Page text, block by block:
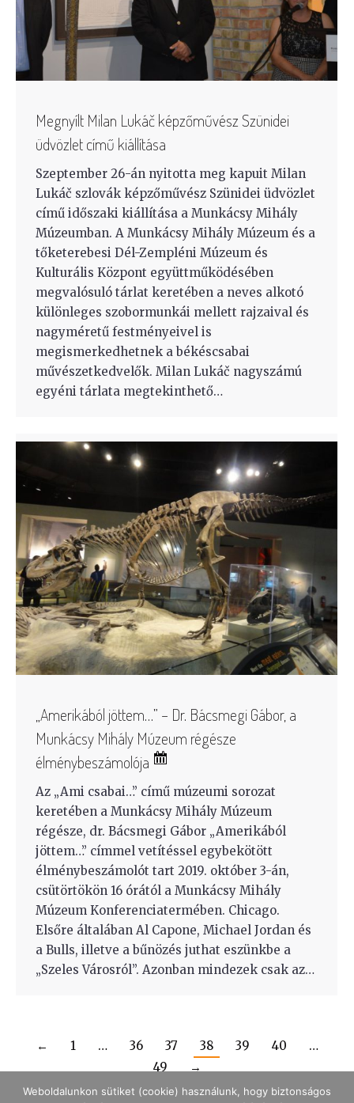
Megnyílt Milan Lukáč képzőművész Szünidei
üdvözlet című kiállítása
Szeptember 26-án nyitotta meg kapuit Milan
Lukáč szlovák képzőművész Szünidei üdvözlet
című időszaki kiállítása a Munkácsy Mihály
Múzeumban. A Munkácsy Mihály Múzeum és a
tőketerebesi Dél-Zempléni Múzeum és
Kulturális Központ együttműködésében
megvalósuló tárlat keretében a neves alkotó
különleges szobormunkái mellett rajzaival és
nagyméretű festményeivel is
megismerkedhetnek a békéscsabai
művészetkedvelők. Milan Lukáč nagyszámú
egyéni tárlata megtekinthető…
„Amerikából jöttem…” – Dr. Bácsmegi Gábor, a
Munkácsy Mihály Múzeum régésze
élménybeszámolója
Az „Ami csabai…” című múzeumi sorozat
keretében a Munkácsy Mihály Múzeum
régésze, dr. Bácsmegi Gábor „Amerikából
jöttem…” címmel vetítéssel egybekötött
élménybeszámolót tart 2019. október 3-án,
csütörtökön 16 órától a Munkácsy Mihály
Múzeum Konferenciatermében. Chicago.
Elsőre általában Al Capone, Michael Jordan és
a Bulls, illetve a bűnözés juthat eszünkbe a
„Szeles Városról”. Azonban mindezek csak az…
← 1 … 36 37 38 39 40
…
49
→
Weboldalunkon sütiket (cookie) használunk, hogy biztonságos